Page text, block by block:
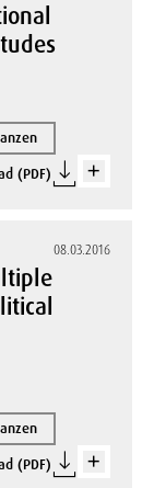
(PDF)
08.03.2016
(PDF)